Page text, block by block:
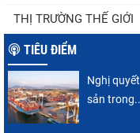
THỊ TRƯỜNG THẾ GIỚI
TIÊU ĐIỂM
Nghị
sản